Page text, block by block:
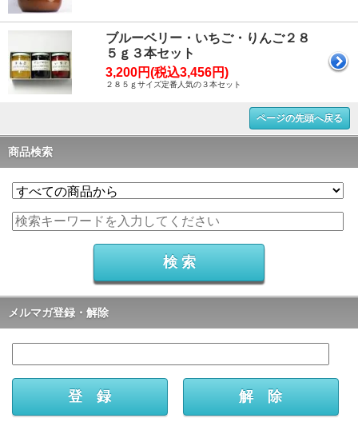
ブルーベリー・いちご・りんご２８
５ｇ３本セット
3,200円(税込3,456円)
２８５ｇサイズ定番人気の３本セット
ページの先頭へ戻る
商品検索
メルマガ登録・解除